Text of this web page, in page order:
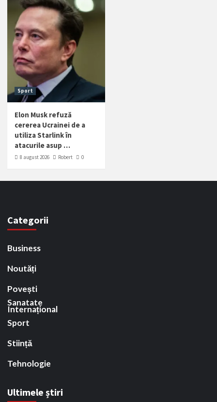
Sport
Elon Musk refuză
cererea Ucrainei de a
utiliza Starlink în
atacurile asup …
8 august 2026 Robert 0
Categorii
Business
Noutăți
Povești
Internațional
Sanatate
Sport
Stiință
Tehnologie
Ultimele știri